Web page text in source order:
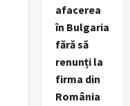
afacerea
în Bulgaria
fără să
renunți la
firma din
România